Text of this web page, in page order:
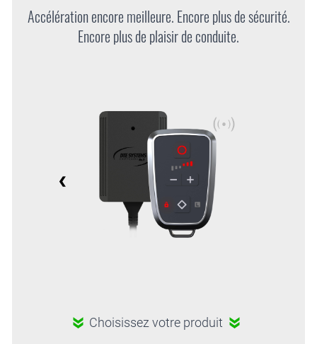
Accélération encore meilleure. Encore plus de sécurité.
Encore plus de plaisir de conduite.
Choisissez votre produit